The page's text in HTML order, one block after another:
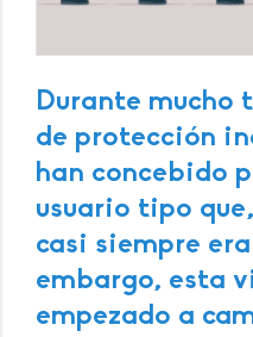
Durante mucho
de protección
han concebido
usuario tipo
casi siempre
embargo, esta
empezado a